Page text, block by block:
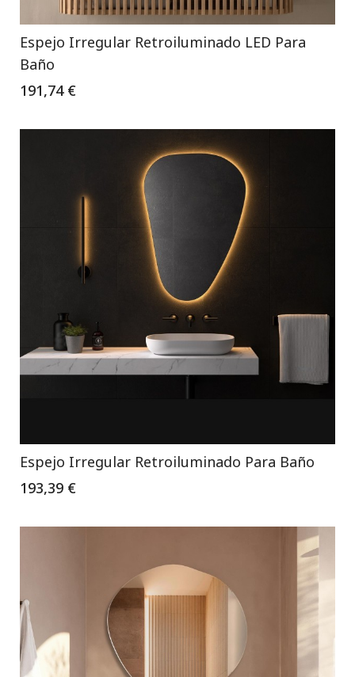
Espejo Irregular Retroiluminado LED Para
Baño
191,74 €
Espejo Irregular Retroiluminado Para Baño
193,39 €